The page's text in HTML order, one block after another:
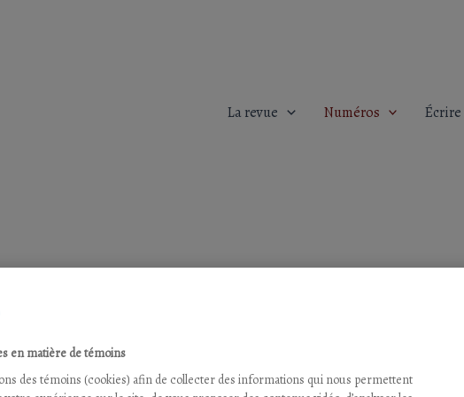
La revue Numéros Écrire
en matière de témoins
des témoins (cookies) afin de collecter des informations qui nous permettent